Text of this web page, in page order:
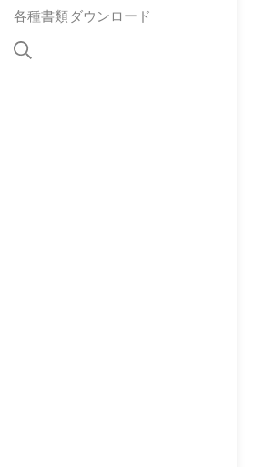
各種書類ダウンロード